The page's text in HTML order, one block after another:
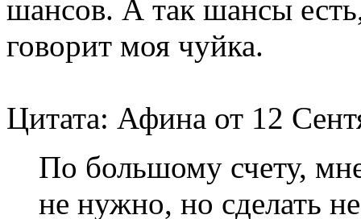
шансов. А так шансы
говорит моя чуйка.
Цитата: Афина от 12
По большому счету,
не нужно, но сделать